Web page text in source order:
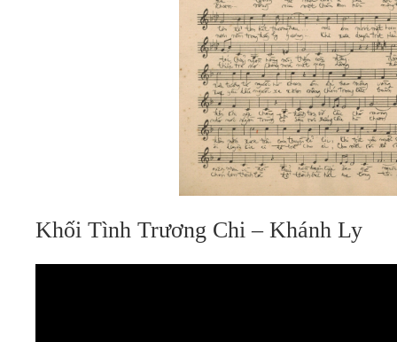
Khối Tình Trương Chi – Khánh Ly